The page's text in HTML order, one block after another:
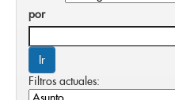
por
Filtros actuales: